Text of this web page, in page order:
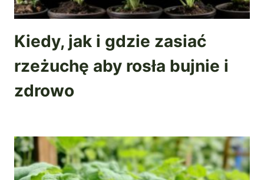
Kiedy, jak i gdzie zasiać
rzeżuchę aby rosła bujnie i
zdrowo